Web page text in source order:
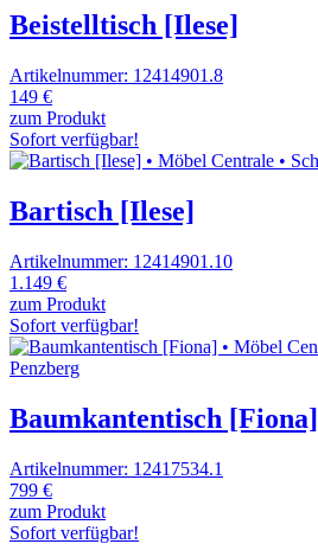
Beistelltisch [Ilese]
Artikelnummer: 12414901.8
149 €
zum Produkt
Sofort verfügbar!
Bartisch [Ilese]
Artikelnummer: 12414901.10
1.149 €
zum Produkt
Sofort verfügbar!
Baumkantentisch [Fiona]
Artikelnummer: 12417534.1
799 €
zum Produkt
Sofort verfügbar!